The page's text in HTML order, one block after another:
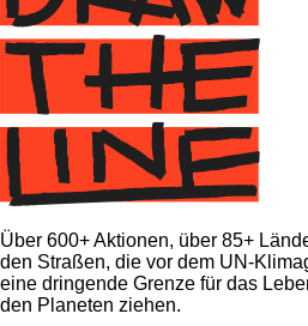
Über 600+ Aktionen, über 85+
den Straßen, die vor dem UN-
eine dringende Grenze für das
den Planeten ziehen.